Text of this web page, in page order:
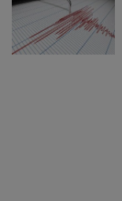
Nivelul Dunării a
8 august 2026
Iluminat cere
nopții, nu oprirea
– Poiana Brașov
persoane
medic specialist.
aceeași oră și